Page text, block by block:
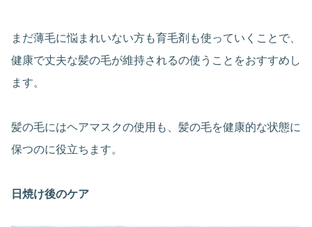
まだ薄毛に悩まれいない方も育毛剤も使っていくことで、
健康で丈夫な髪の毛が維持されるの使うことをおすすめし
ます。
髪の毛にはヘアマスクの使用も、髪の毛を健康的な状態に
保つのに役立ちます。
日焼け後のケア